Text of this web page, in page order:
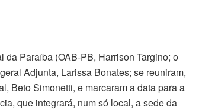
Paraíba (OAB-PB, Harrison Targino; o
Adjunta, Larissa Bonates; se reuniram,
Beto Simonetti, e marcaram a data para a
que integrará, num só local, a sede da